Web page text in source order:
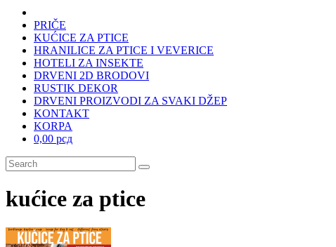
PRIČE
KUĆICE ZA PTICE
HRANILICE ZA PTICE I VEVERICE
HOTELI ZA INSEKTE
DRVENI 2D BRODOVI
RUSTIK DEKOR
DRVENI PROIZVODI ZA SVAKI DŽEP
KONTAKT
KORPA
0,00 рсд
kućice za ptice